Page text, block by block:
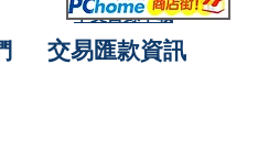
中文目錄下載
交易匯款資訊